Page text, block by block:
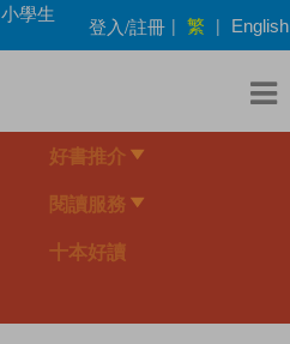
小學生
登入/註冊 | 繁 | English
好書推介
閱讀服務
十本好讀